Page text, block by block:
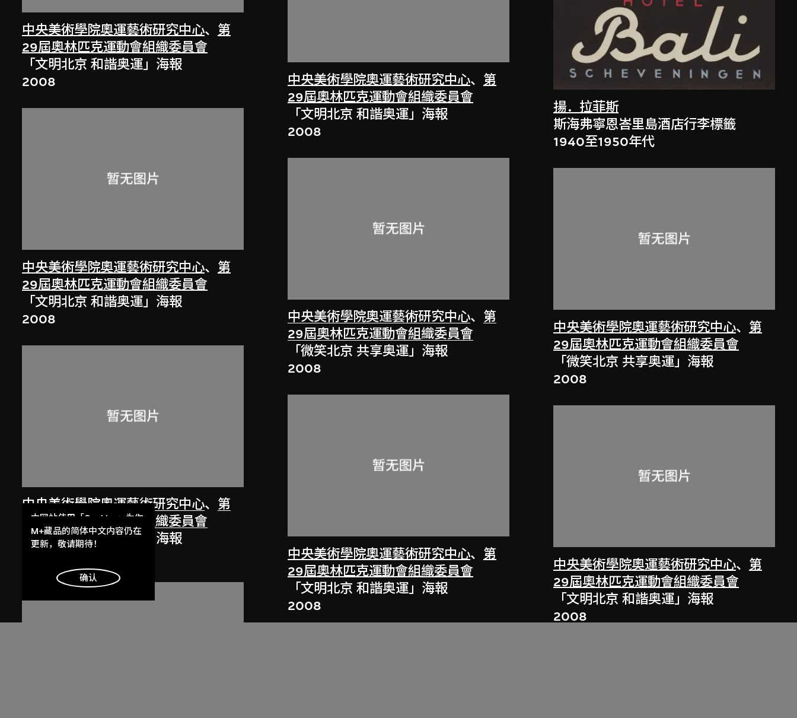
中央美術學院奧運藝術研究中心、 第
29屆奧林匹克運動會組織委員會
「文明北京 和諧奥運」海報
2008
中央美術學院奧運藝術研究中心、 第
29屆奧林匹克運動會組織委員會
「文明北京 和諧奥運」海報
2008
中央美術學院奧運藝術研究中心、 第
29屆奧林匹克運動會組織委員會
「微笑北京 共享奥運」海報
中央美術學院奧運藝術研究中心、 第
29屆奧林匹克運動會組織委員會
「文明北京 和諧奥運」海報
2008
中央美術學院奧運藝術研究中心、 第
29屆奧林匹克運動會組織委員會
「微笑北京 共享奥運」海報
2008
中央美術學院奧運藝術研究中心、 第
29屆奧林匹克運動會組織委員會
「文明北京 和諧奥運」海報
2008
揚．拉菲斯
斯海弗寧恩峇里島酒店行李標籤
1940至1950年代
中央美術學院奧運藝術研究中心、 第
29屆奧林匹克運動會組織委員會
「微笑北京 共享奥運」海報
2008
中央美術學院奧運藝術研究中心、 第
29屆奧林匹克運動會組織委員會
「文明北京 和諧奥運」海報
2008
本网站使用「Cookies」为你
提供最好的网站体验。
了解更多
明白
M+藏品的简体中文内容仍在
更新，敬请期待！
确认